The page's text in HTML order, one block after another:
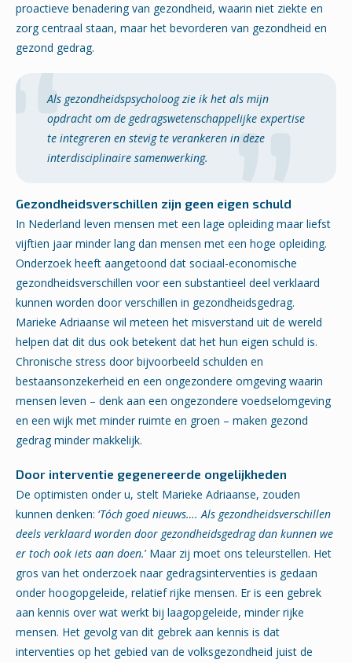
proactieve benadering van gezondheid, waarin niet ziekte en
zorg centraal staan, maar het bevorderen van gezondheid en
gezond gedrag.
Als gezondheidspsycholoog zie ik het als mijn
opdracht om de gedragswetenschappelijke expertise
te integreren en stevig te verankeren in deze
interdisciplinaire samenwerking.
Gezondheidsverschillen zijn geen eigen schuld
In Nederland leven mensen met een lage opleiding maar liefst
vijftien jaar minder lang dan mensen met een hoge opleiding.
Onderzoek heeft aangetoond dat sociaal-economische
gezondheidsverschillen voor een substantieel deel verklaard
kunnen worden door verschillen in gezondheidsgedrag.
Marieke Adriaanse wil meteen het misverstand uit de wereld
helpen dat dit dus ook betekent dat het hun eigen schuld is.
Chronische stress door bijvoorbeeld schulden en
bestaansonzekerheid en een ongezondere omgeving waarin
mensen leven – denk aan een ongezondere voedselomgeving
en een wijk met minder ruimte en groen – maken gezond
gedrag minder makkelijk.
Door interventie gegenereerde ongelijkheden
De optimisten onder u, stelt Marieke Adriaanse, zouden
kunnen denken: ‘Tóch goed nieuws…. Als gezondheidsverschillen
deels verklaard worden door gezondheidsgedrag dan kunnen we
er toch ook iets aan doen.’ Maar zij moet ons teleurstellen. Het
gros van het onderzoek naar gedragsinterventies is gedaan
onder hoogopgeleide, relatief rijke mensen. Er is een gebrek
aan kennis over wat werkt bij laagopgeleide, minder rijke
mensen. Het gevolg van dit gebrek aan kennis is dat
interventies op het gebied van de volksgezondheid juist de